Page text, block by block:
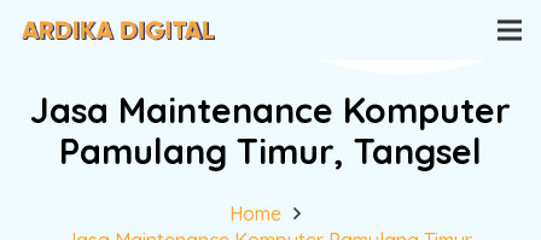
Jasa Maintenance Komputer
Pamulang Timur, Tangsel
Home